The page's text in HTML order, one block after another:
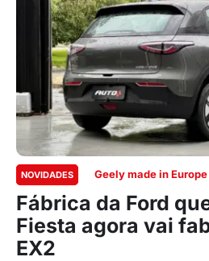
NOVIDADES Geely made in Europe
Fábrica da Ford
Fiesta agora vai
EX2